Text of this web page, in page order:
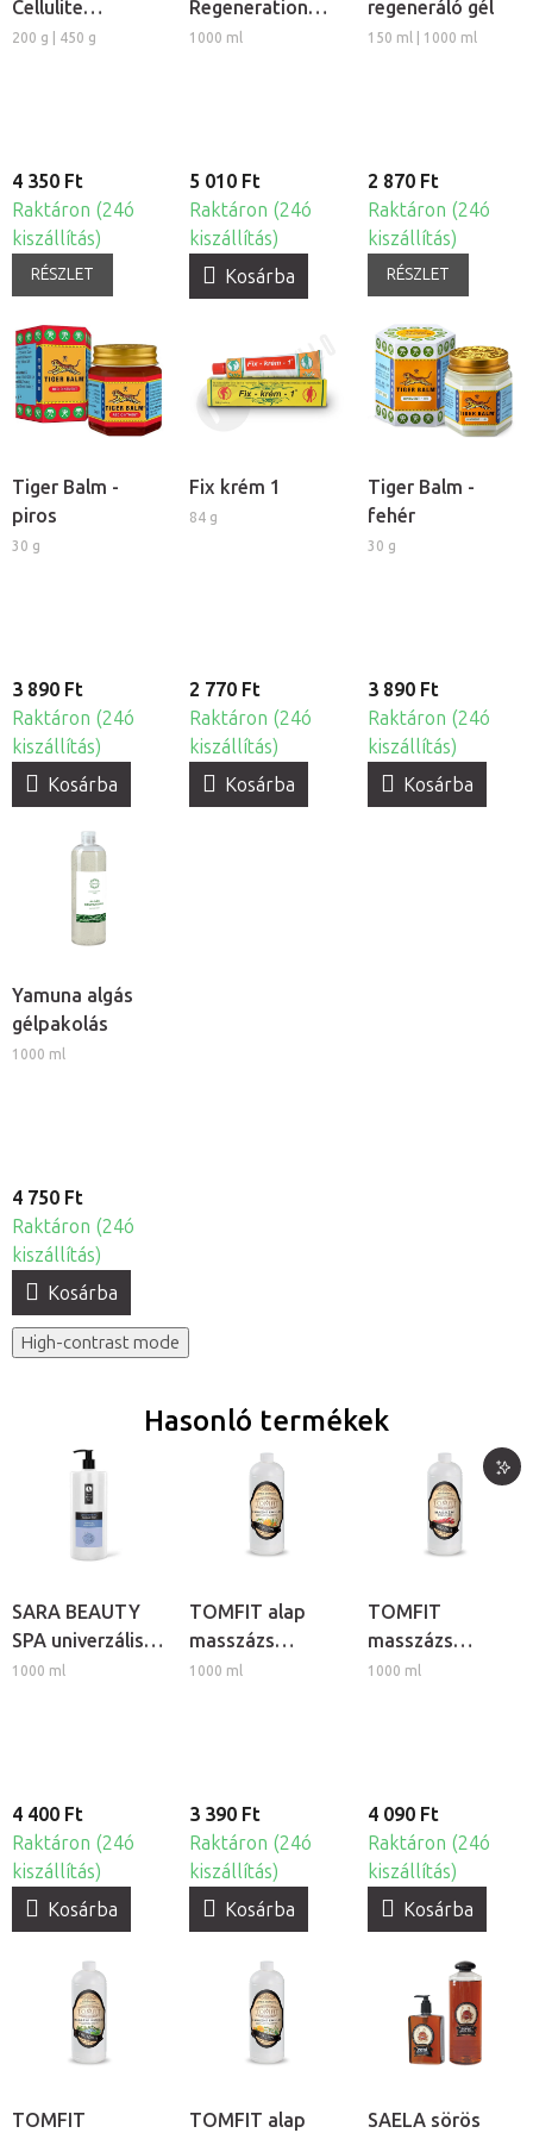
Cellulite
masszázsviasz
200 g | 450 g
4 350 Ft
Raktáron (24ó
kiszállítás)
RÉSZLET
Regeneration
izomlazító
1000 ml
5 010 Ft
Raktáron (24ó
kiszállítás)
Kosárba
regeneráló gél
150 ml | 1000 ml
2 870 Ft
Raktáron (24ó
kiszállítás)
RÉSZLET
Tiger Balm -
piros
30 g
3 890 Ft
Raktáron (24ó
kiszállítás)
Kosárba
Fix krém 1
84 g
2 770 Ft
Raktáron (24ó
kiszállítás)
Kosárba
Tiger Balm -
fehér
30 g
3 890 Ft
Raktáron (24ó
kiszállítás)
Kosárba
Yamuna algás
gélpakolás
1000 ml
4 750 Ft
Raktáron (24ó
kiszállítás)
Kosárba
High-contrast mode
Hasonló termékek
SARA BEAUTY
SPA univerzális
masszázstej
1000 ml
4 400 Ft
Raktáron (24ó
kiszállítás)
Kosárba
TOMFIT alap
masszázs
emulzió -
1000 ml
3 390 Ft
Raktáron (24ó
kiszállítás)
Kosárba
TOMFIT
masszázs
emulzió -
1000 ml
4 090 Ft
Raktáron (24ó
kiszállítás)
Kosárba
TOMFIT TOMFIT alap SAELA sörös